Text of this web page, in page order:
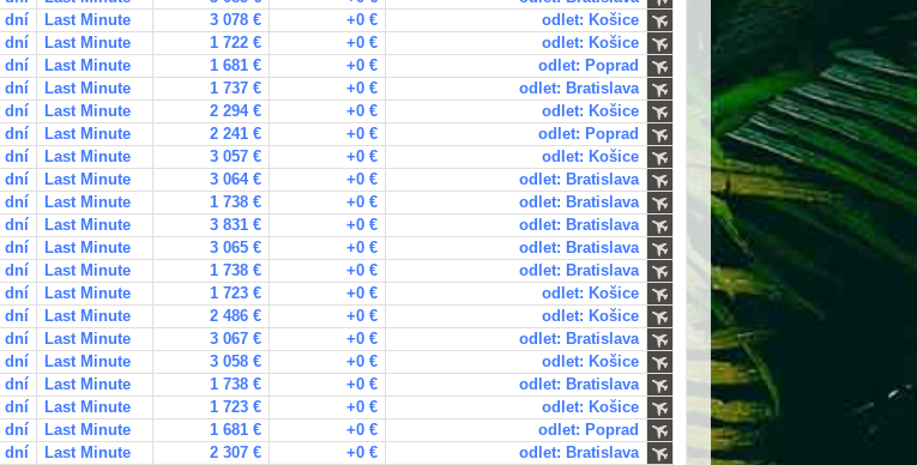
dní Last Minute 3 078 € +0 €
odlet: Košice
dní Last Minute 1 722 € +0 €
odlet: Košice
dní Last Minute 1 681 € +0 €
odlet: Poprad
dní Last Minute 1 737 € +0 €
odlet: Bratislava
dní Last Minute 2 294 € +0 €
odlet: Košice
dní Last Minute 2 241 € +0 €
odlet: Poprad
dní Last Minute 3 057 € +0 €
odlet: Košice
dní Last Minute 3 064 € +0 €
odlet: Bratislava
dní Last Minute 1 738 € +0 €
odlet: Bratislava
dní Last Minute 3 831 € +0 €
odlet: Bratislava
dní Last Minute 3 065 € +0 €
odlet: Bratislava
dní Last Minute 1 738 € +0 €
odlet: Bratislava
dní Last Minute 1 723 € +0 €
odlet: Košice
dní Last Minute 2 486 € +0 €
odlet: Košice
dní Last Minute 3 067 € +0 €
odlet: Bratislava
dní Last Minute 3 058 € +0 €
odlet: Košice
dní Last Minute 1 738 € +0 €
odlet: Bratislava
dní Last Minute 1 723 € +0 €
odlet: Košice
dní Last Minute 1 681 € +0 €
odlet: Poprad
dní Last Minute 2 307 € +0 €
odlet: Bratislava